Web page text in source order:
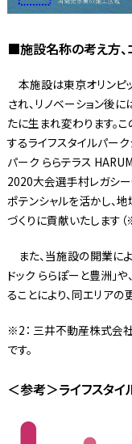
■施設名称の考え方、
本施設は東京オリンピ
され、リノベーション後
たに生まれ変わります。
するライフスタイルパーク
パーク ららテラス
2020大会選手村レガシ
ポテンシャルを活かし、
づくりに貢献いたします（
また、当施設の開業に
ドック ららぽーと豊洲」
ることにより、同エリア
※2： 三井不動産株式会
です。
＜参考＞ライフスタイ